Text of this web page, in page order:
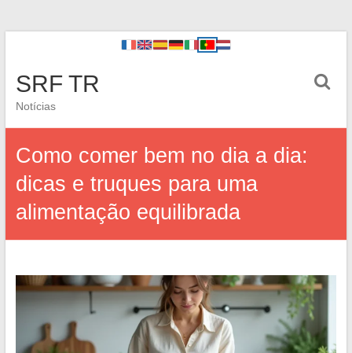
SRF TR
Notícias
Como comer bem no dia a dia:
dicas e truques para uma
alimentação equilibrada